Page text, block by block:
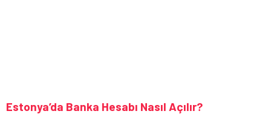
Estonya’da Banka Hesabı Nasıl Açılır?